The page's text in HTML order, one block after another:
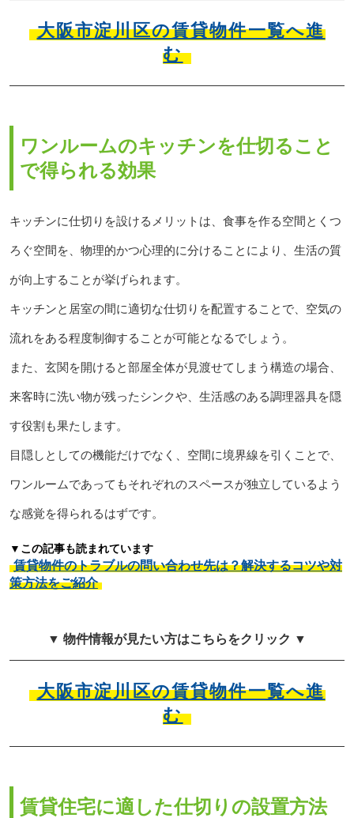
大阪市淀川区の賃貸物件一覧へ進
む
ワンルームのキッチンを仕切ること
で得られる効果
キッチンに仕切りを設けるメリットは、食事を作る空間とくつ
ろぐ空間を、物理的かつ心理的に分けることにより、生活の質
が向上することが挙げられます。
キッチンと居室の間に適切な仕切りを配置することで、空気の
流れをある程度制御することが可能となるでしょう。
また、玄関を開けると部屋全体が見渡せてしまう構造の場合、
来客時に洗い物が残ったシンクや、生活感のある調理器具を隠
す役割も果たします。
目隠しとしての機能だけでなく、空間に境界線を引くことで、
ワンルームであってもそれぞれのスペースが独立しているよう
な感覚を得られるはずです。
▼この記事も読まれています
賃貸物件のトラブルの問い合わせ先は？解決するコツや対
策方法をご紹介
▼ 物件情報が見たい方はこちらをクリック ▼
大阪市淀川区の賃貸物件一覧へ進
む
賃貸住宅に適した仕切りの設置方法